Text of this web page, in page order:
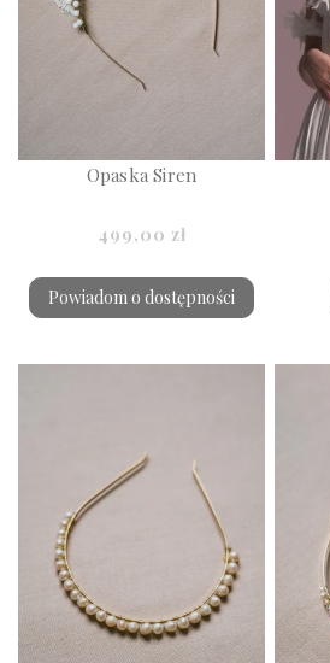
Opaska Siren
499,00 zł
Powiadom o dostępności